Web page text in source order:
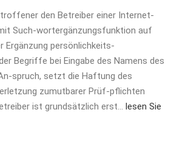
den Betreiber einer Internet-
Such-wortergänzungsfunktion auf
Ergänzung persönlichkeits-
Begriffe bei Eingabe des Namens des
spruch, setzt die Haftung des
zumutbarer Prüf-pflichten
ist grundsätzlich erst… lesen Sie